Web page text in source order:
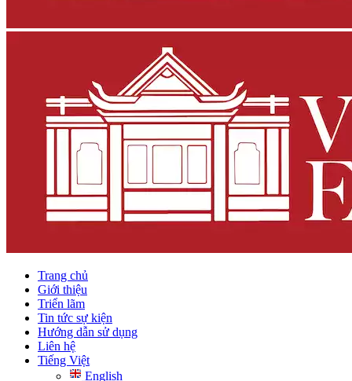
Trang chủ
Giới thiệu
Triển lãm
Tin tức sự kiện
Hướng dẫn sử dụng
Liên hệ
Tiếng Việt
English